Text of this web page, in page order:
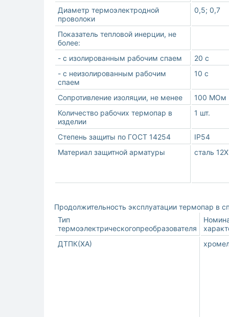
Диаметр термоэлектродной
проволоки
0,5; 0,7
Показатель тепловой инерции, не
более:
- с изолированным рабочим спаем
20 с
- с неизолированным рабочим
спаем
10 с
Сопротивление изоляции, не менее 100 МОм
Количество рабочих термопар в
изделии
1 шт.
Степень защиты по ГОСТ 14254 IP54
Материал защитной арматуры
сталь
Продолжительность эксплуатации термопар в
Тип
термоэлектрическогопреобразователя
ДТПК(ХА)